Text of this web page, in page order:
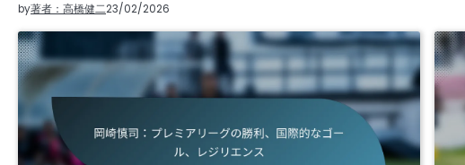
by著者：高橋健二23/02/2026